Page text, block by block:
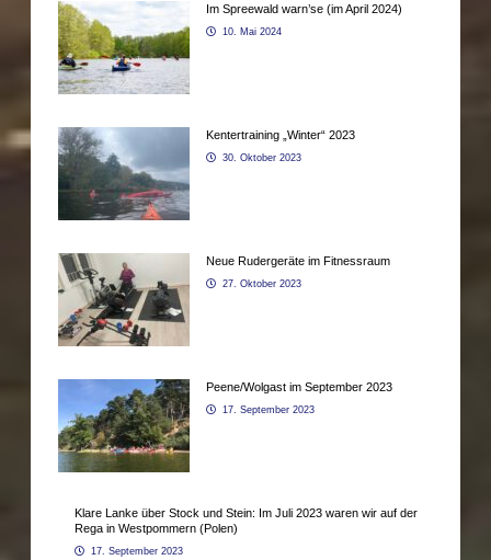
Im Spreewald warn’se (im April 2024)
10. Mai 2024
Kentertraining „Winter“ 2023
30. Oktober 2023
Neue Rudergeräte im Fitnessraum
27. Oktober 2023
Peene/Wolgast im September 2023
17. September 2023
Klare Lanke über Stock und Stein: Im Juli 2023 waren wir auf der
Rega in Westpommern (Polen)
17. September 2023